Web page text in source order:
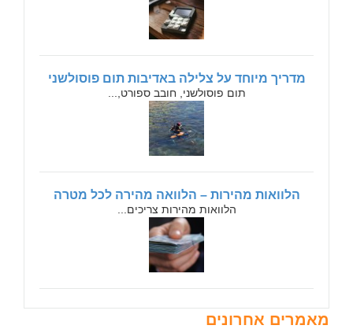
מדריך מיוחד על צלילה באדיבות תום פוסולשני
תום פוסולשני, חובב ספורט,...
הלוואות מהירות – הלוואה מהירה לכל מטרה
הלוואות מהירות צריכים...
מאמרים אחרונים